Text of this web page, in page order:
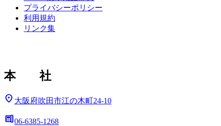
プライバシーポリシー
利用規約
リンク集
本 社
location_on 大阪府吹田市江の木町24-10
deskphone06-6385-1268